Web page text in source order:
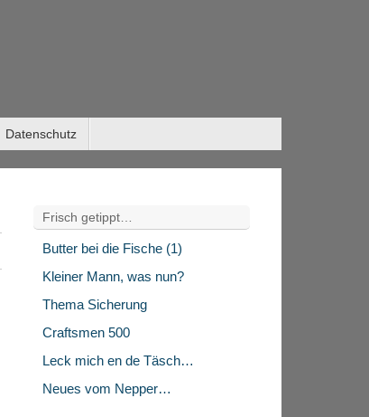
Datenschutz
Frisch getippt…
Butter bei die Fische (1)
Kleiner Mann, was nun?
Thema Sicherung
Craftsmen 500
Leck mich en de Täsch…
Neues vom Nepper…